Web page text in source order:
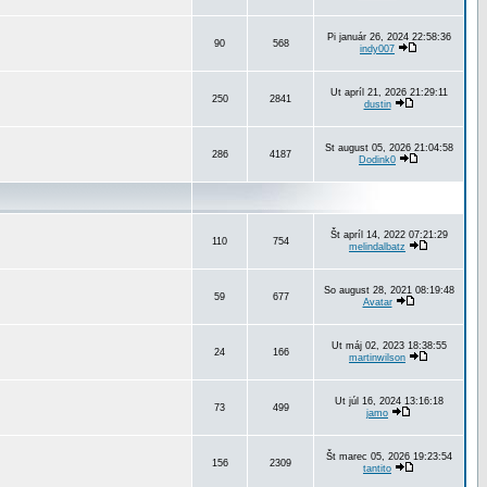
90 568
Pi január 26, 2024 22:58:36
indy007
250 2841
Ut apríl 21, 2026 21:29:11
dustin
286 4187
St august 05, 2026 21:04:58
Dodink0
110 754
Št apríl 14, 2022 07:21:29
melindalbatz
59 677
So august 28, 2021 08:19:48
Avatar
24 166
Ut máj 02, 2023 18:38:55
martinwilson
73 499
Ut júl 16, 2024 13:16:18
jamo
156 2309
Št marec 05, 2026 19:23:54
tantito